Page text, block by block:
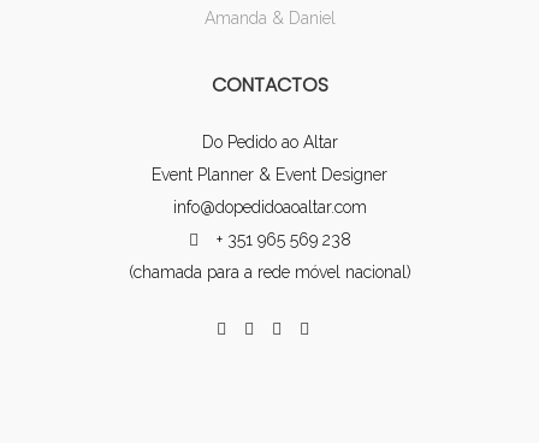
Amanda & Daniel
CONTACTOS
Do Pedido ao Altar
Event Planner & Event Designer
info@dopedidoaoaltar.com
+ 351 965 569 238
(chamada para a rede móvel nacional)